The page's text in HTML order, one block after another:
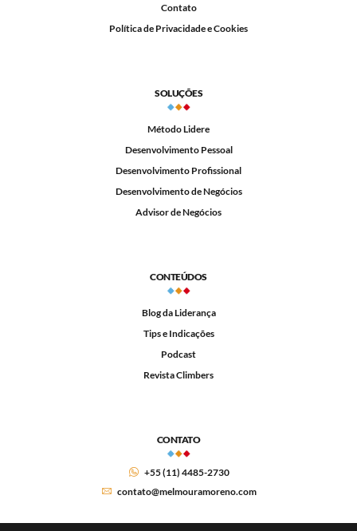
Contato
Política de Privacidade e Cookies
SOLUÇÕES
Método Lidere
Desenvolvimento Pessoal
Desenvolvimento Profissional
Desenvolvimento de Negócios
Advisor de Negócios
CONTEÚDOS
Blog da Liderança
Tips e Indicações
Podcast
Revista Climbers
CONTATO
+55 (11) 4485-2730
contato@melmouramoreno.com